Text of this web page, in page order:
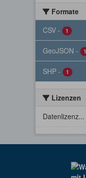
Formate
CSV - 1
GeoJSON - 1
SHP - 1
Lizenzen
Datenlizenz...